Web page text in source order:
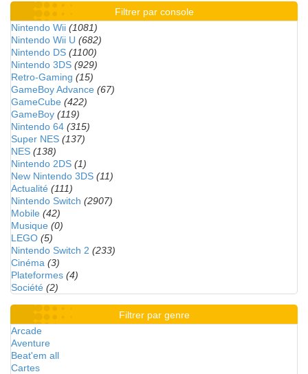
Filtrer par console
Nintendo Wii (1081)
Nintendo Wii U (682)
Nintendo DS (1100)
Nintendo 3DS (929)
Retro-Gaming (15)
GameBoy Advance (67)
GameCube (422)
GameBoy (119)
Nintendo 64 (315)
Super NES (137)
NES (138)
Nintendo 2DS (1)
New Nintendo 3DS (11)
Actualité (111)
Nintendo Switch (2907)
Mobile (42)
Musique (0)
LEGO (5)
Nintendo Switch 2 (233)
Cinéma (3)
Plateformes (4)
Société (2)
Filtrer par genre
Arcade
Aventure
Beat'em all
Cartes